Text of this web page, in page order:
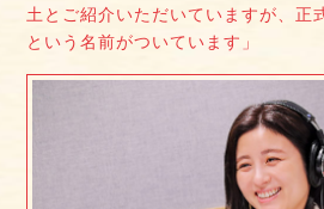
土とご紹介いただいていますが、正
という名前がついています」